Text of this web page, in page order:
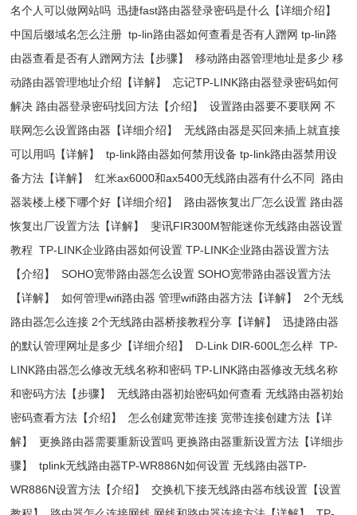
名个人可以做网站吗 迅捷fast路由器登录密码是什么【详细介绍】
中国后缀域名怎么注册 tp-lin路由器如何查看是否有人蹭网 tp-lin路
由器查看是否有人蹭网方法【步骤】
移动路由器管理地址是多少 移
动路由器管理地址介绍【详解】
忘记TP-LINK路由器登录密码如何
解决 路由器登录密码找回方法【介绍】
设置路由器要不要联网 不
联网怎么设置路由器【详细介绍】
无线路由器是买回来插上就直接
可以用吗【详解】
tp-link路由器如何禁用设备 tp-link路由器禁用设
备方法【详解】
红米ax6000和ax5400无线路由器有什么不同
路由
器装楼上楼下哪个好【详细介绍】
路由器恢复出厂怎么设置 路由器
恢复出厂设置方法【详解】
斐讯FIR300M智能迷你无线路由器设置
教程 TP-LINK企业路由器如何设置 TP-LINK企业路由器设置方法
【介绍】
SOHO宽带路由器怎么设置 SOHO宽带路由器设置方法
【详解】
如何管理wifi路由器 管理wifi路由器方法【详解】
2个无线
路由器怎么连接 2个无线路由器桥接教程分享【详解】
迅捷路由器
的默认管理网址是多少【详细介绍】
D-Link DIR-600L怎么样 TP-
LINK路由器怎么修改无线名称和密码 TP-LINK路由器修改无线名称
和密码方法【步骤】
无线路由器初始密码如何查看 无线路由器初始
密码查看方法【介绍】
怎么创建宽带连接 宽带连接创建方法【详
解】
更换路由器需要重新设置吗 更换路由器重新设置方法【详细步
骤】
tplink无线路由器TP-WR886N如何设置 无线路由器TP-
WR886N设置方法【介绍】
交换机下接无线路由器布线设置【设置